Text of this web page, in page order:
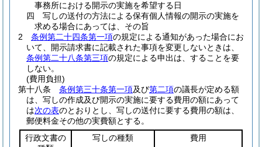
事務所における開示の実施を希望する日
四
写しの送付の方法による保有個人情報の開示の実施を
求める場合にあっては、その旨
2
条例第二十四条第一項の規定による通知があった場合にお
いて、開示請求書に記載された事項を変更しないときは、
条例第二十八条第三項の規定による申出は、することを要
しない。
(費用負担)
第十八条
条例第三十条第一項及び第二項の議長が定める額
は、写しの作成及び開示の実施に要する費用の額にあって
は次の表のとおりとし、写しの送付に要する費用の額は、
郵便料金その他の実費額とする。
行政文書の
写しの種類 費用